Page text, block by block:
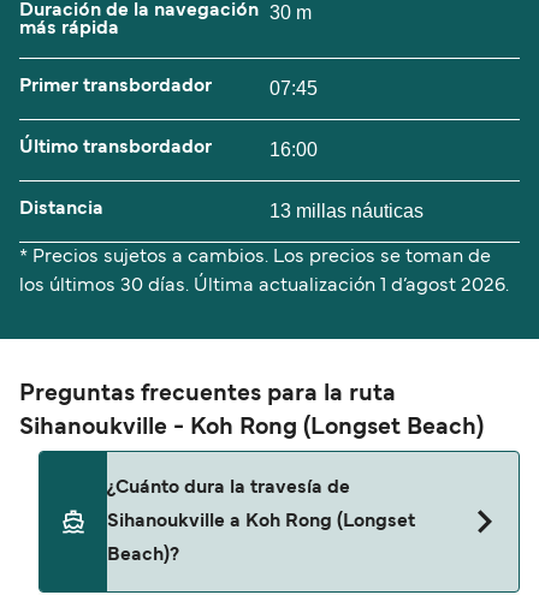
Duración de la navegación
más rápida
30 m
Primer transbordador 07:45
Último transbordador 16:00
Distancia 13 millas náuticas
* Precios sujetos a cambios. Los precios se toman de
los últimos 30 días. Última actualización 1 d’agost 2026.
Preguntas frecuentes para la ruta
Sihanoukville - Koh Rong (Longset Beach)
¿Cuánto dura la travesía de
Sihanoukville a Koh Rong (Longset
Beach)?